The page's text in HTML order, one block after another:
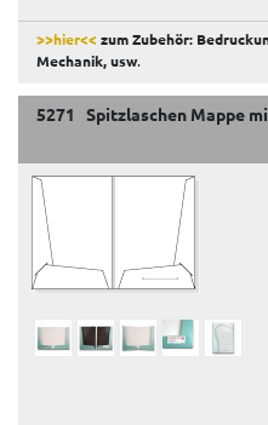
>>hier<<zum Zubehör:
Mechanik, usw.
5271 Spitzlaschen Mappe